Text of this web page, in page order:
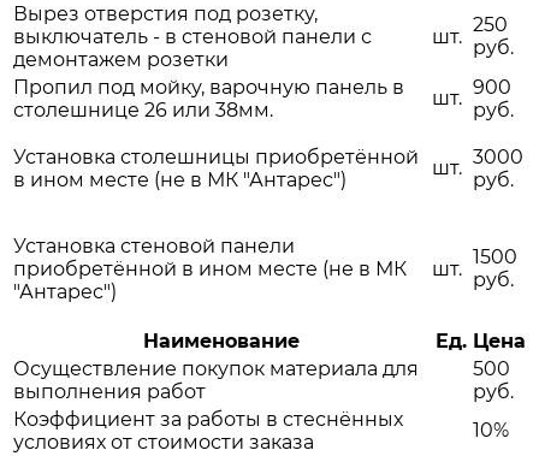
Вырез отверстия под розетку,
выключатель - в стеновой панели с
демонтажем розетки
шт.
250
руб.
Пропил под мойку, варочную панель в
столешнице 26 или 38мм.
шт. 900
руб.
Установка столешницы приобретённой
в ином месте (не в МК "Антарес")
шт. 3000
руб.
Установка стеновой панели
приобретённой в ином месте (не в МК
"Антарес")
шт.
1500
руб.
Наименование Ед. Цена
Осуществление покупок материала для
выполнения работ
500
руб.
Коэффициент за работы в стеснённых
условиях от стоимости заказа
10%